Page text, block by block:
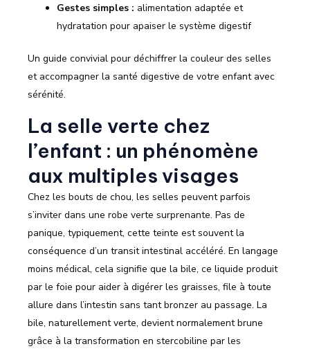
Gestes simples : alimentation adaptée et
hydratation pour apaiser le système digestif
Un guide convivial pour déchiffrer la couleur des selles
et accompagner la santé digestive de votre enfant avec
sérénité.
La selle verte chez
l’enfant : un phénomène
aux multiples visages
Chez les bouts de chou, les selles peuvent parfois
s’inviter dans une robe verte surprenante. Pas de
panique, typiquement, cette teinte est souvent la
conséquence d’un transit intestinal accéléré. En langage
moins médical, cela signifie que la bile, ce liquide produit
par le foie pour aider à digérer les graisses, file à toute
allure dans l’intestin sans tant bronzer au passage. La
bile, naturellement verte, devient normalement brune
grâce à la transformation en stercobiline par les